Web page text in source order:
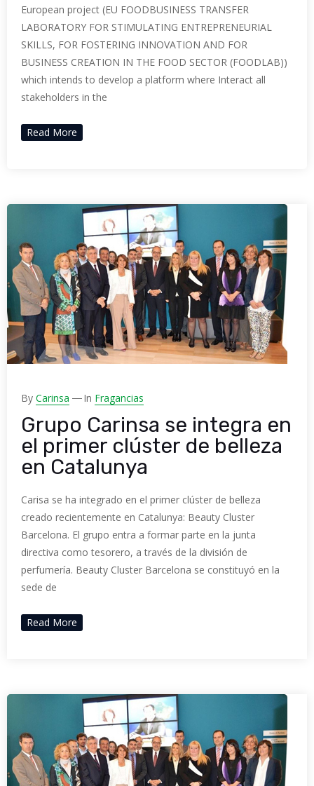
European project (EU FOODBUSINESS TRANSFER
LABORATORY FOR STIMULATING ENTREPRENEURIAL
SKILLS, FOR FOSTERING INNOVATION AND FOR
BUSINESS CREATION IN THE FOOD SECTOR (FOODLAB))
which intends to develop a platform where Interact all
stakeholders in the
Read More
By Carinsa In Fragancias
Grupo Carinsa se integra en
el primer clúster de belleza
en Catalunya
Carisa se ha integrado en el primer clúster de belleza
creado recientemente en Catalunya: Beauty Cluster
Barcelona. El grupo entra a formar parte en la junta
directiva como tesorero, a través de la división de
perfumería. Beauty Cluster Barcelona se constituyó en la
sede de
Read More